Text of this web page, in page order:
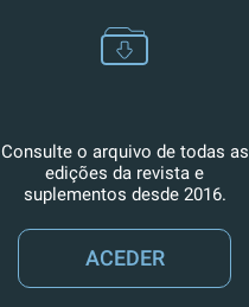
Consulte o arquivo de todas as
edições da revista e
suplementos desde 2016.
ACEDER